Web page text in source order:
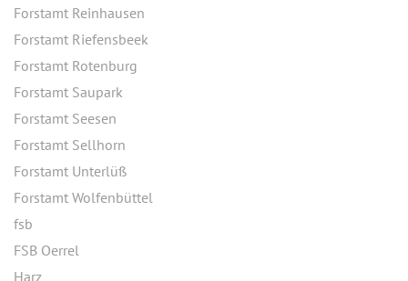
Forstamt Reinhausen
Forstamt Riefensbeek
Forstamt Rotenburg
Forstamt Saupark
Forstamt Seesen
Forstamt Sellhorn
Forstamt Unterlüß
Forstamt Wolfenbüttel
fsb
FSB Oerrel
Harz